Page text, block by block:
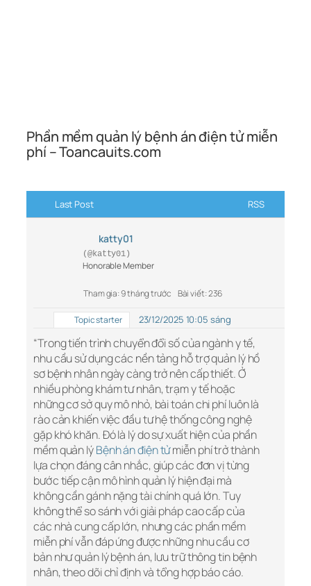
Phần mềm quản lý bệnh án điện tử miễn
phí – Toancauits.com
Last Post RSS
katty01
(@katty01)
Honorable Member
Tham gia: 9 tháng trước Bài viết: 236
Topic starter 23/12/2025 10:05 sáng
“Trong tiến trình chuyển đổi số của ngành y tế,
nhu cầu sử dụng các nền tảng hỗ trợ quản lý hồ
sơ bệnh nhân ngày càng trở nên cấp thiết. Ở
nhiều phòng khám tư nhân, trạm y tế hoặc
những cơ sở quy mô nhỏ, bài toán chi phí luôn là
rào cản khiến việc đầu tư hệ thống công nghệ
gặp khó khăn. Đó là lý do sự xuất hiện của phần
mềm quản lýBệnh án điện tửmiễn phí trở thành
lựa chọn đáng cân nhắc, giúp các đơn vị từng
bước tiếp cận mô hình quản lý hiện đại mà
không cần gánh nặng tài chính quá lớn. Tuy
không thể so sánh với giải pháp cao cấp của
các nhà cung cấp lớn, nhưng các phần mềm
miễn phí vẫn đáp ứng được những nhu cầu cơ
bản như quản lý bệnh án, lưu trữ thông tin bệnh
nhân, theo dõi chỉ định và tổng hợp báo cáo.